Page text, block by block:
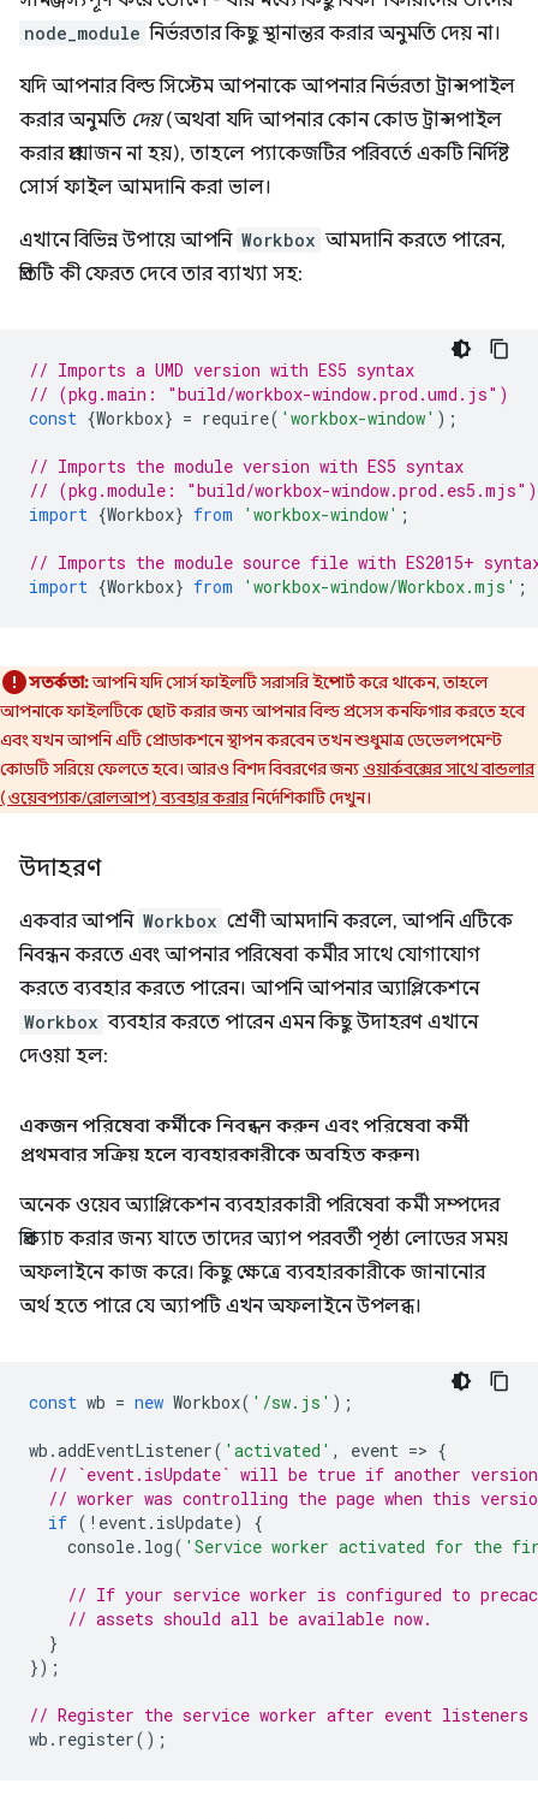
node_module নির্ভরতার কিছু স্থানান্তর করার অনুমতি দেয় না।
যদি আপনার বিল্ড সিস্টেম আপনাকে আপনার নির্ভরতা ট্রান্সপাইল
করার অনুমতি দেয়(অথবা যদি আপনার কোন কোড ট্রান্সপাইল
করার প্রয়োজন না হয়), তাহলে প্যাকেজটির পরিবর্তে একটি নির্দিষ্ট
সোর্স ফাইল আমদানি করা ভাল।
এখানে বিভিন্ন উপায়ে আপনি Workbox আমদানি করতে পারেন,
প্রতিটি কী ফেরত দেবে তার ব্যাখ্যা সহ:
// Imports a UMD version with ES5 syntax
// (pkg.main: "build/workbox-window.prod.umd.js")
const {Workbox} = require( 'workbox-window' );
// Imports the module version with ES5 syntax
// (pkg.module: "build/workbox-window.prod.es5.mjs")
import {Workbox} from 'workbox-window' ;
// Imports the module source file with ES2015+
import {Workbox} from 'workbox-window/Workbox.mjs' ;
সতর্কতা:আপনি যদি সোর্স ফাইলটি সরাসরি ইম্পোর্ট করে থাকেন, তাহলে
আপনাকে ফাইলটিকে ছোট করার জন্য আপনার বিল্ড প্রসেস কনফিগার করতে হবে
এবং যখন আপনি এটি প্রোডাকশনে স্থাপন করবেন তখন শুধুমাত্র ডেভেলপমেন্ট
কোডটি সরিয়ে ফেলতে হবে। আরও বিশদ বিবরণের জন্য ওয়ার্কবক্সের সাথে বান্ডলার
(ওয়েবপ্যাক/রোলআপ) ব্যবহার করারনির্দেশিকাটি দেখুন।
উদাহরণ
একবার আপনি Workbox শ্রেণী আমদানি করলে, আপনি এটিকে
নিবন্ধন করতে এবং আপনার পরিষেবা কর্মীর সাথে যোগাযোগ
করতে ব্যবহার করতে পারেন। আপনি আপনার অ্যাপ্লিকেশনে
Workbox ব্যবহার করতে পারেন এমন কিছু উদাহরণ এখানে
দেওয়া হল:
একজন পরিষেবা কর্মীকে নিবন্ধন করুন এবং পরিষেবা কর্মী
প্রথমবার সক্রিয় হলে ব্যবহারকারীকে অবহিত করুন৷
অনেক ওয়েব অ্যাপ্লিকেশন ব্যবহারকারী পরিষেবা কর্মী সম্পদের
প্রিক্যাচ করার জন্য যাতে তাদের অ্যাপ পরবর্তী পৃষ্ঠা লোডের সময়
অফলাইনে কাজ করে। কিছু ক্ষেত্রে ব্যবহারকারীকে জানানোর
অর্থ হতে পারে যে অ্যাপটি এখন অফলাইনে উপলব্ধ।
const wb = new Workbox( '/sw.js' );
wb .addEventListener( 'activated' , event => {
// `event.isUpdate` will be true if another
// worker was controlling the page when this
if ( ! event. isUpdate)
{
console. log( 'Service worker activated for the
// If your service worker is configured to
// assets should all be available now.
}
});
// Register the service worker after event listeners
wb . register();